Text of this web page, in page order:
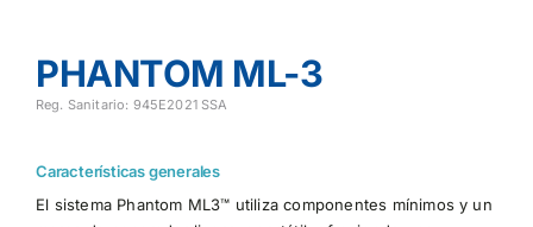
PHANTOM ML-3
Reg. Sanitario: 945E2021 SSA
Características generales
El sistema Phantom ML3™ utiliza componentes mínimos y un